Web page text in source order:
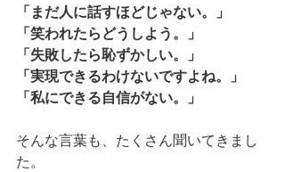
「まだ人に話すほどじゃない。」
「笑われたらどうしよう。」
「失敗したら恥ずかしい。」
「実現できるわけないですよね。」
「私にできる自信がない。」
そんな言葉も、たくさん聞いてきまし
た。